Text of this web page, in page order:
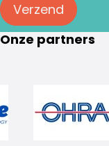
Verzend
Onze partners